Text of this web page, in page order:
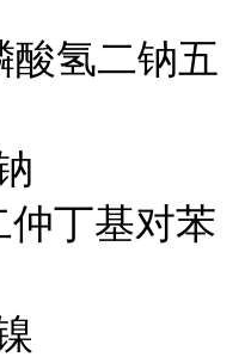
酸氢二钠五
仲丁基对苯